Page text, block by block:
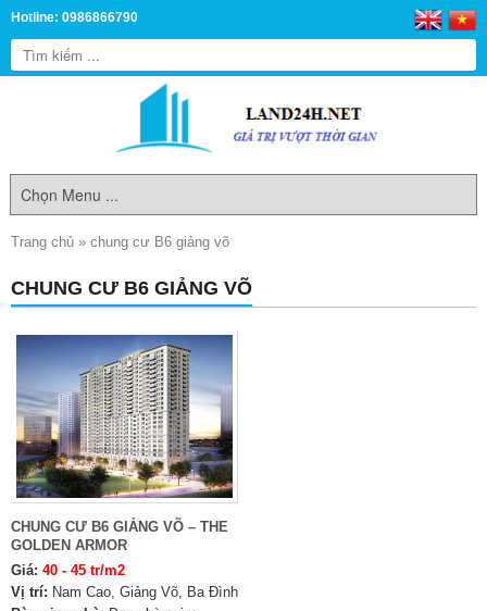
Hotline: 0986866790
Trang chủ » chung cư B6 giảng võ
CHUNG CƯ B6 GIẢNG VÕ
CHUNG CƯ B6 GIẢNG VÕ – THE
GOLDEN ARMOR
Giá: 40 - 45 tr/m2
Vị trí: Nam Cao, Giảng Võ, Ba Đình